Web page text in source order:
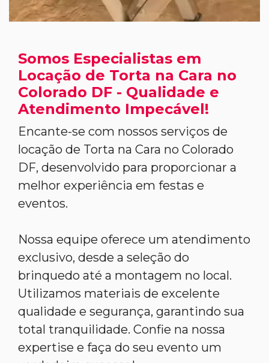
Somos Especialistas em
Locação de Torta na Cara no
Colorado DF - Qualidade e
Atendimento Impecável!
Encante-se com nossos serviços de
locação de Torta na Cara no Colorado
DF, desenvolvido para proporcionar a
melhor experiência em festas e
eventos.
Nossa equipe oferece um atendimento
exclusivo, desde a seleção do
brinquedo até a montagem no local.
Utilizamos materiais de excelente
qualidade e segurança, garantindo sua
total tranquilidade. Confie na nossa
expertise e faça do seu evento um